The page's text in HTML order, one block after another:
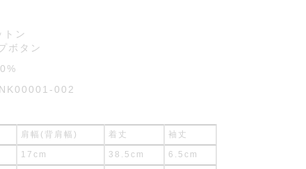
トン
ボタン
002
肩幅(背肩幅) 着丈 袖丈
17cm 38.5cm 6.5cm